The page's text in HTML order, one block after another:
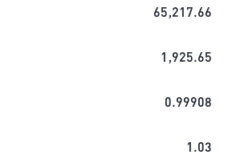
65,217.66
1,925.65
0.99908
1.03